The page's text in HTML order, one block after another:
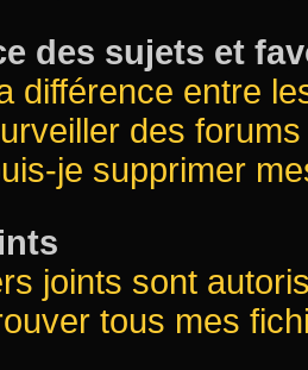
des sujets et
différence entre
des
je supprimer
joints sont
tous mes